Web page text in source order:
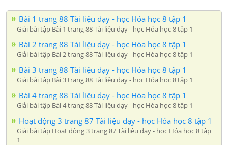
Bài 1 trang 88 Tài liệu dạy - học Hóa học 8 tập 1
Giải bài tập Bài 1 trang 88 Tài liệu dạy - học Hóa học 8 tập 1
Bài 2 trang 88 Tài liệu dạy - học Hóa học 8 tập 1
Giải bài tập Bài 2 trang 88 Tài liệu dạy - học Hóa học 8 tập 1
Bài 3 trang 88 Tài liệu dạy - học Hóa học 8 tập 1
Giải bài tập Bài 3 trang 88 Tài liệu dạy - học Hóa học 8 tập 1
Bài 4 trang 88 Tài liệu dạy - học Hóa học 8 tập 1
Giải bài tập Bài 4 trang 88 Tài liệu dạy - học Hóa học 8 tập 1
Hoạt động 3 trang 87 Tài liệu dạy - học Hóa học 8 tập 1
Giải bài tập Hoạt động 3 trang 87 Tài liệu dạy - học Hóa học 8 tập
1